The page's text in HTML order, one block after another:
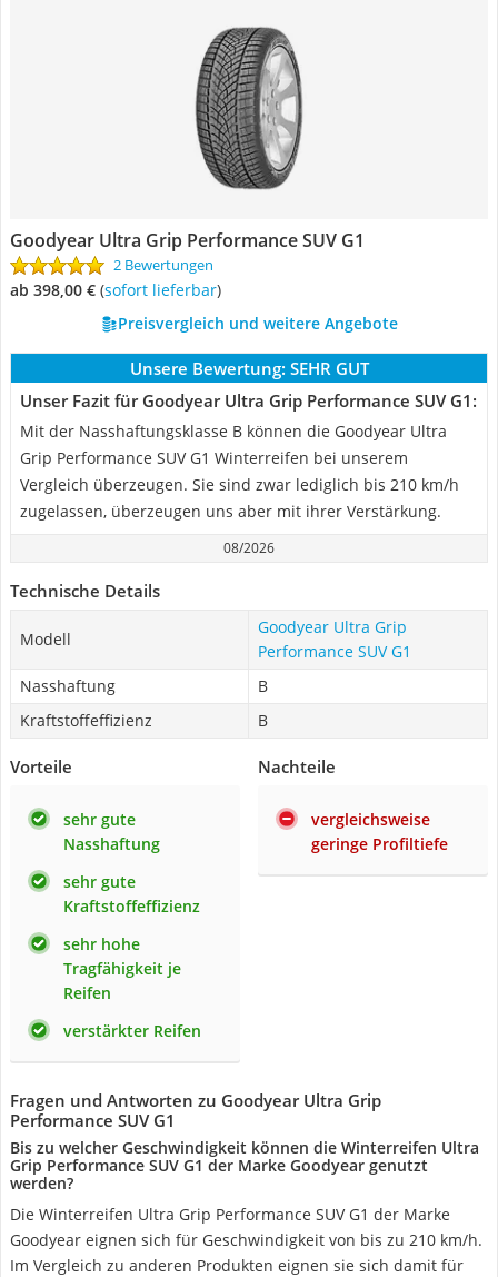
Goodyear Ultra Grip Performance SUV G1
2 Bewertungen
ab 398,00 € ( Sofort lieferbar)
Preisvergleich und weitere Angebote
Unsere Bewertung: SEHR GUT
Unser Fazit für Goodyear Ultra Grip Performance SUV G1:
Mit der Nasshaftungsklasse B können die Goodyear Ultra
Grip Performance SUV G1 Winterreifen bei unserem
Vergleich überzeugen. Sie sind zwar lediglich bis 210 km/h
zugelassen, überzeugen uns aber mit ihrer Verstärkung.
08/2026
Technische Details
Modell
Goodyear Ultra Grip
Performance SUV G1
Nasshaftung
B
Kraftstoffeffizienz
B
Vorteile
sehr gute
Nasshaftung
sehr gute
Kraftstoffeffizienz
sehr hohe
Tragfähigkeit je
Reifen
verstärkter Reifen
Nachteile
vergleichsweise
geringe Profiltiefe
Fragen und Antworten zu Goodyear Ultra Grip
Performance SUV G1
Bis zu welcher Geschwindigkeit können die Winterreifen Ultra
Grip Performance SUV G1 der Marke Goodyear genutzt
werden?
Die Winterreifen Ultra Grip Performance SUV G1 der Marke
Goodyear eignen sich für Geschwindigkeit von bis zu 210 km/h.
Im Vergleich zu anderen Produkten eignen sie sich damit für